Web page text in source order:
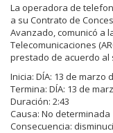
La operadora de
a su Contrato de
Avanzado, comunicó a
Telecomunicaciones
prestado de acuerdo al
Inicia: DÍA: 13 de marzo
Termina: DÍA: 13 de
Duración: 2:43
Causa: No determinada
Consecuencia: